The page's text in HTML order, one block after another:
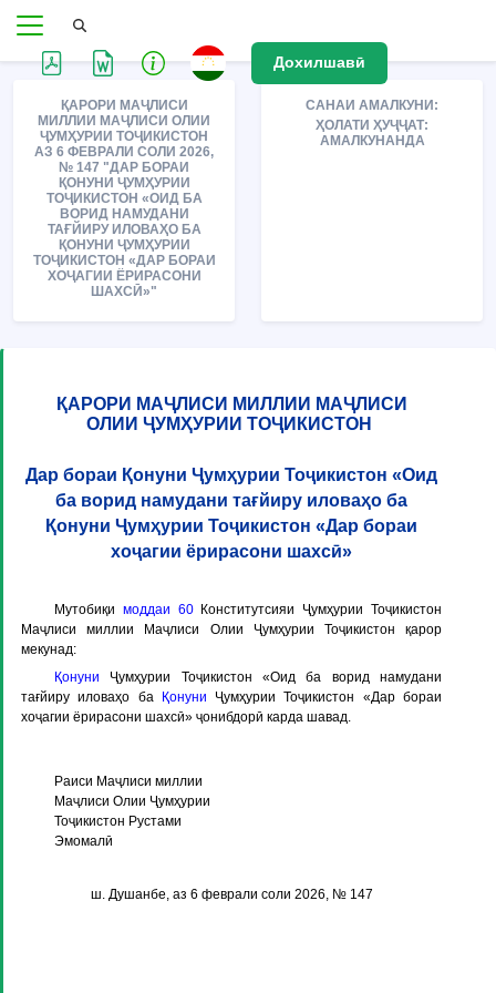
Дохилшавӣ
ҚАРОРИ МАҶЛИСИ
МИЛЛИИ МАҶЛИСИ ОЛИИ
ҶУМҲУРИИ ТОҶИКИСТОН
АЗ 6 ФЕВРАЛИ СОЛИ 2026,
№ 147 "ДАР БОРАИ
ҚОНУНИ ҶУМҲУРИИ
ТОҶИКИСТОН «ОИД БА
ВОРИД НАМУДАНИ
ТАҒЙИРУ ИЛОВАҲО БА
ҚОНУНИ ҶУМҲУРИИ
ТОҶИКИСТОН «ДАР БОРАИ
ХОҶАГИИ ЁРИРАСОНИ
ШАХСӢ»"
САНАИ АМАЛКУНИ:
ҲОЛАТИ ҲУҶҶАТ:
АМАЛКУНАНДА
ҚАРОРИ МАҶЛИСИ МИЛЛИИ МАҶЛИСИ
ОЛИИ ҶУМҲУРИИ ТОҶИКИСТОН
Дар бораи Қонуни Ҷумҳурии Тоҷикистон «Оид
ба ворид намудани тағйиру иловаҳо ба
Қонуни Ҷумҳурии Тоҷикистон «Дар бораи
хоҷагии ёрирасони шахсӣ»
Мутобиқи моддаи 60Конститутсияи Ҷумҳурии Тоҷикистон
Маҷлиси миллии Маҷлиси Олии Ҷумҳурии Тоҷикистон қарор
мекунад:
Қонуни Ҷумҳурии Тоҷикистон «Оид ба ворид намудани
тағйиру иловаҳо ба
Қонуни Ҷумҳурии Тоҷикистон «Дар бораи
хоҷагии ёрирасони шахсӣ» ҷонибдорӣ карда шавад.
Раиси Маҷлиси миллии
Маҷлиси Олии Ҷумҳурии
Тоҷикистон Рустами
Эмомалӣ
ш. Душанбе, аз 6 феврали соли 2026, № 147